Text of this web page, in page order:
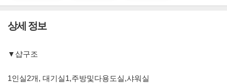
상세 정보
▼샵구조
1인실2개, 대기실1,주방및다용도실,샤워실